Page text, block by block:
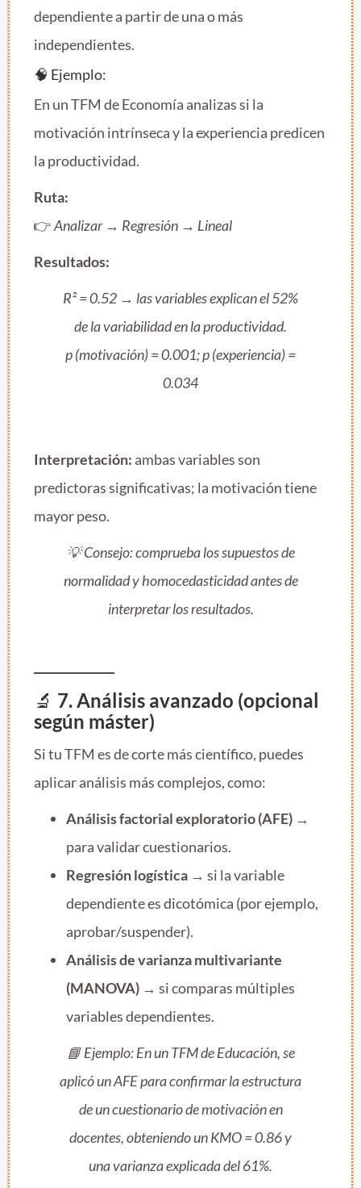
dependiente a partir de una o más
independientes.
🧠 Ejemplo:
En un TFM de Economía analizas si la
motivación intrínseca y la experiencia predicen
la productividad.
Ruta:
👉Analizar → Regresión → Lineal
Resultados:
R² = 0.52 → las variables explican el 52%
de la variabilidad en la productividad.
p (motivación) = 0.001; p (experiencia) =
0.034
Interpretación: ambas variables son
predictoras significativas; la motivación tiene
mayor peso.
💡 Consejo: comprueba los supuestos de
normalidad y homocedasticidad antes de
interpretar los resultados.
🔬 7. Análisis avanzado (opcional
según máster)
Si tu TFM es de corte más científico, puedes
aplicar análisis más complejos, como:
Análisis factorial exploratorio (AFE) →
para validar cuestionarios.
Regresión logística → si la variable
dependiente es dicotómica (por ejemplo,
aprobar/suspender).
Análisis de varianza multivariante
(MANOVA) → si comparas múltiples
variables dependientes.
📘 Ejemplo: En un TFM de Educación, se
aplicó un AFE para confirmar la estructura
de un cuestionario de motivación en
docentes, obteniendo un KMO = 0.86 y
una varianza explicada del 61%.